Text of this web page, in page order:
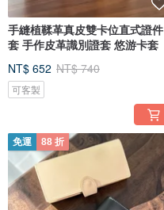
手縫植鞣革真皮雙卡位直式證件
套 手作皮革識別證套 悠游卡套
NT$ 652 NT$ 740
可客製
免運 88 折